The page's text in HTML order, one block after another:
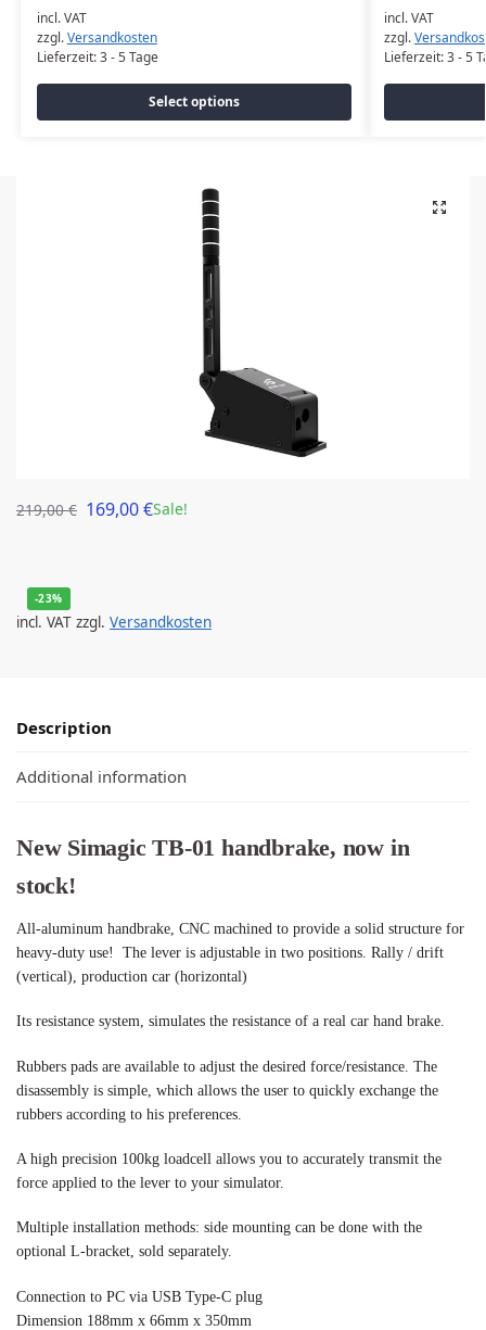
incl. VAT
zzgl.Versandkosten
Lieferzeit:3 - 5 Tage
Select options
incl. VAT
zzgl.
Lieferzeit:3 - 5
Sale!
219,00€ 169,00€
-23%
incl. VAT zzgl. Versandkosten
Description
Additional information
New Simagic TB-01 handbrake, now in
stock!
All-aluminum handbrake, CNC machined to provide a solid structure for
heavy-duty use! The lever is adjustable in two positions. Rally / drift
(vertical), production car (horizontal)
Its resistance system, simulates the resistance of a real car hand brake.
Rubbers pads are available to adjust the desired force/resistance. The
disassembly is simple, which allows the user to quickly exchange the
rubbers according to his preferences.
A high precision 100kg loadcell allows you to accurately transmit the
force applied to the lever to your simulator.
Multiple installation methods: side mounting can be done with the
optional L-bracket, sold separately.
Connection to PC via USB Type-C plug
Dimension 188mm x 66mm x 350mm